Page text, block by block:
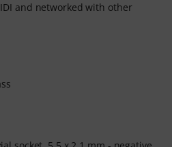
and networked with other